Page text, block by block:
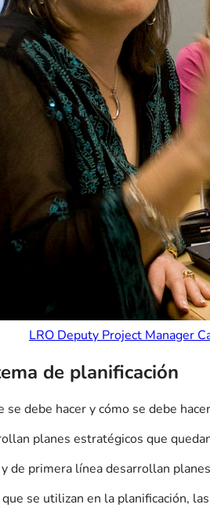
LRO Deputy Project Manager
de planificación
debe hacer y cómo se debe
planes estratégicos que
de primera línea desarrollan
se utilizan en la planificación,